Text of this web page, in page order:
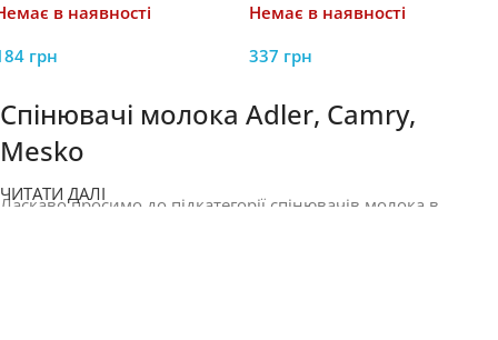
Camry
в наявності
грн
підставкою від Adler
Немає в наявності
337 грн
Спінювачі молока Adler, Camry,
Mesko
Ласкаво просимо до підкатегорії спінювачів молока в
ЧИТАТИ ДАЛІ